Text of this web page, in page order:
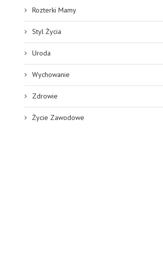
Rozterki Mamy
Styl Życia
Uroda
Wychowanie
Zdrowie
Życie Zawodowe